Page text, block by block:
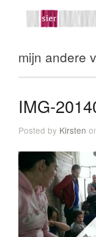
mijn andere
IMG-
Posted by Kirsten